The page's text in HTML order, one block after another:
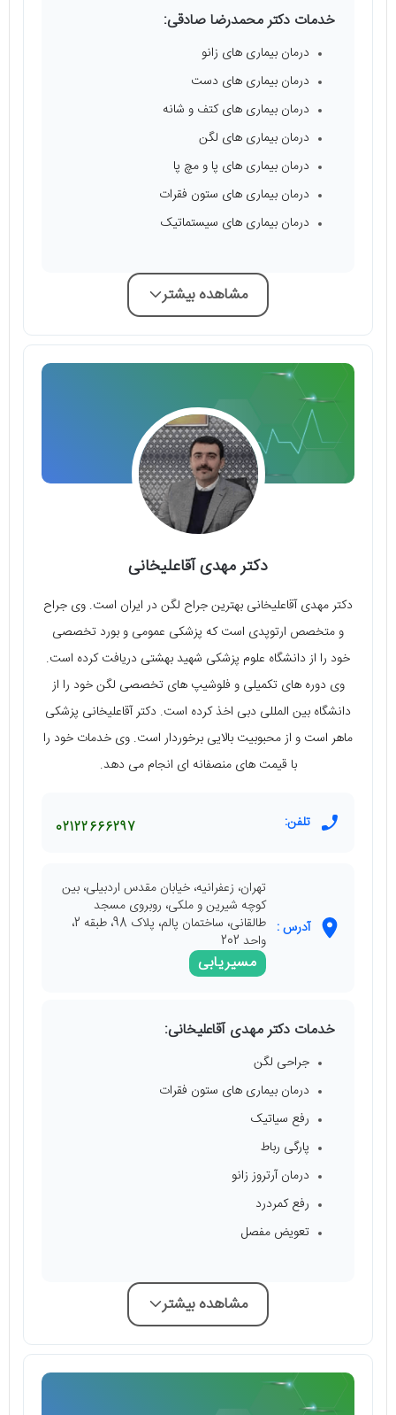
خدمات دکتر محمدرضا صادقی:
درمان بیماری های زانو
درمان بیماری های دست
درمان بیماری های کتف و شانه
درمان بیماری های لگن
درمان بیماری های پا و مچ پا
درمان بیماری های ستون فقرات
درمان بیماری های سیستماتیک
مشاهده بیشتر
دکتر مهدی آقاعلیخانی
دکتر مهدی آقاعلیخانی بهترین جراح لگن در ایران است. وی جراح
و متخصص ارتوپدی است که پزشکی عمومی و بورد تخصصی
خود را از دانشگاه علوم پزشکی شهید بهشتی دریافت کرده است.
وی دوره های تکمیلی و فلوشیپ های تخصصی لگن خود را از
دانشگاه بین المللی دبی اخذ کرده است. دکتر آقاعلیخانی پزشکی
ماهر است و از محبوبیت بالایی برخوردار است. وی خدمات خود را
با قیمت های منصفانه ای انجام می دهد.
تلفن: 02122666297
آدرس :
تهران، زعفرانیه، خیابان مقدس اردبیلی، بین
کوچه شیرین و ملکی، روبروی مسجد
طالقانی، ساختمان پالم، پلاک 98، طبقه 2،
واحد 202
مسیریابی
خدمات دکتر مهدی آقاعلیخانی:
جراحی لگن
درمان بیماری های ستون فقرات
رفع سیاتیک
پارگی رباط
درمان آرتروز زانو
رفع کمردرد
تعویض مفصل
مشاهده بیشتر